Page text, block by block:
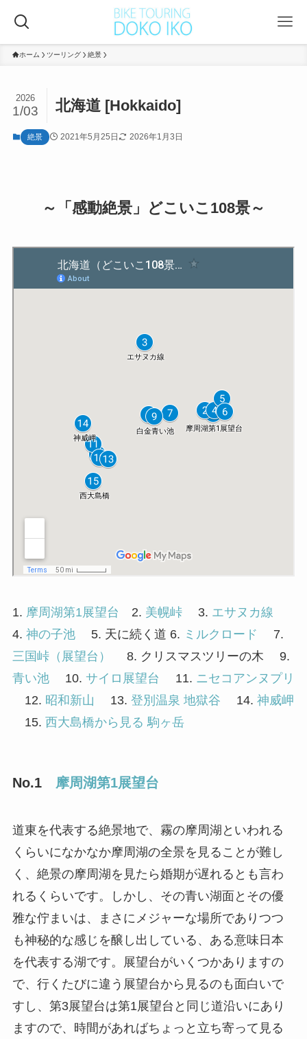
ホーム ツーリング 絶景
北海道 [Hokkaido]
2026
1/03
絶景 2021年5月25日 2026年1月3日
～「感動絶景」どこいこ108景～
1. 摩周湖第1展望台 2. 美幌峠3. エサヌカ線
4. 神の子池5. 天に続く道 6. ミルクロード 7.
三国峠（展望台）
8. クリスマスツリーの木 9.
青い池10. サイロ展望台 11. ニセコアンヌプリ
12. 昭和新山 13. 登別温泉 地獄谷 14. 神威岬
15. 西大島橋から見る 駒ヶ岳
No.1 摩周湖第1展望台
道東を代表する絶景地で、霧の摩周湖といわれる
くらいになかなか摩周湖の全景を見ることが難し
く、絶景の摩周湖を見たら婚期が遅れるとも言わ
れるくらいです。しかし、その青い湖面とその優
雅な佇まいは、まさにメジャーな場所でありつつ
も神秘的な感じを醸し出している、ある意味日本
を代表する湖です。展望台がいくつかありますの
で、行くたびに違う展望台から見るのも面白いで
すし、第3展望台は第1展望台と同じ道沿いにあり
ますので、時間があればちょっと立ち寄って見る